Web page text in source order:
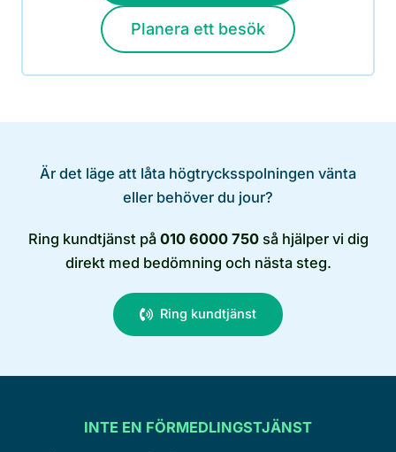
Planera ett besök
Är det läge att låta högtrycksspolningen vänta
eller behöver du jour?
Ring kundtjänst på 010 6000 750så hjälper vi dig
direkt med bedömning och nästa steg.
Ring kundtjänst
INTE EN FÖRMEDLINGSTJÄNST